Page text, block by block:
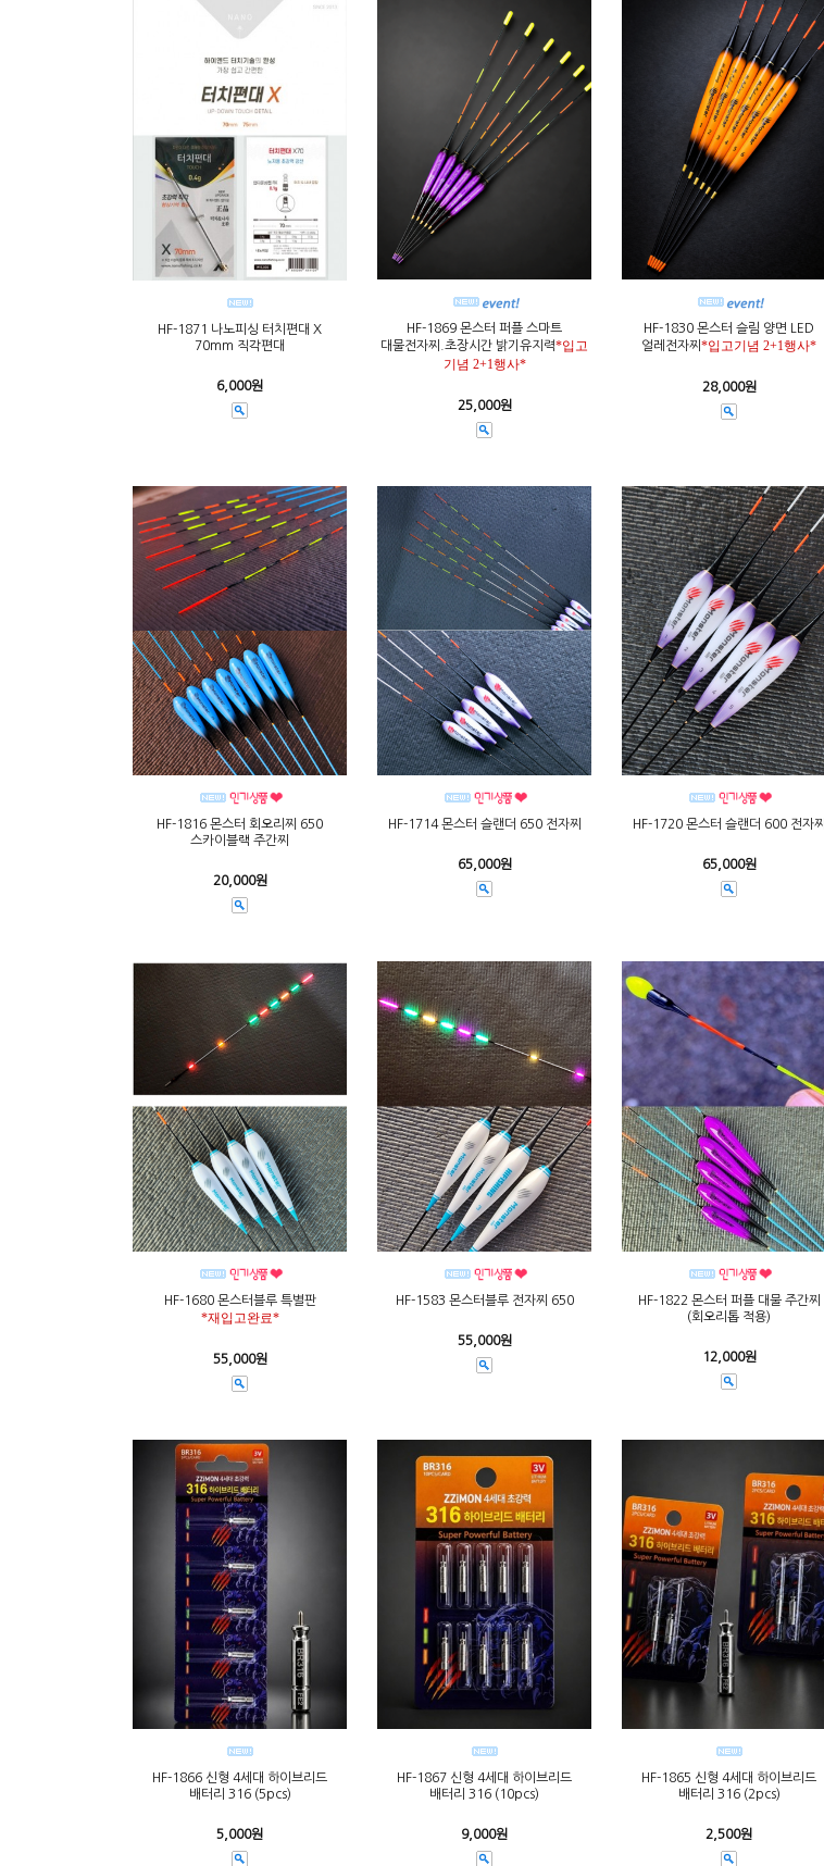
HF-1871 나노피싱 터치편대 X
70mm 직각편대
6,000원
HF-1869 몬스터 퍼플 스마트
대물전자찌.초장시간 밝기유지력*입고
기념 2+1행사*
25,000원
HF-1830 몬스터 슬림 양면 LED
얼레전자찌 *입고기념 2+1행사*
28,000원
HF-1816 몬스터 회오리찌 650
스카이블랙 주간찌
20,000원
HF-1714 몬스터 슬랜더 650 전자찌
65,000원
HF-1720 몬스터 슬랜더 600 전자찌
65,000원
HF-1680 몬스터블루 특별판
*재입고완료*
55,000원
HF-1583 몬스터블루 전자찌 650
55,000원
HF-1822 몬스터 퍼플 대물 주간찌
(회오리톱 적용)
12,000원
HF-1866 신형 4세대 하이브리드
배터리 316 (5pcs)
5,000원
HF-1867 신형 4세대 하이브리드
배터리 316 (10pcs)
9,000원
HF-1865 신형 4세대 하이브리드
배터리 316 (2pcs)
2,500원